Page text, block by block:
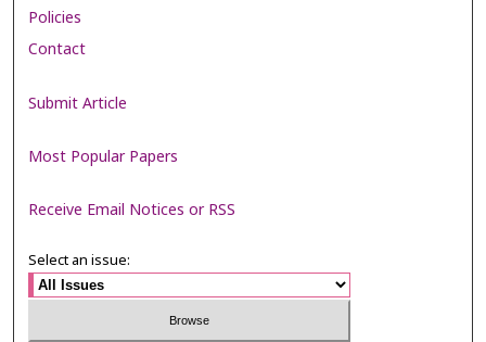
Policies
Contact
Submit Article
Most Popular Papers
Receive Email Notices or RSS
Select an issue: